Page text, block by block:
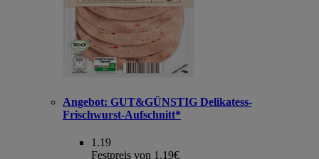
Angebot: GUT&GÜNSTIG Delikatess-
Frischwurst-Aufschnitt*
1.19
Festpreis von 1.19€